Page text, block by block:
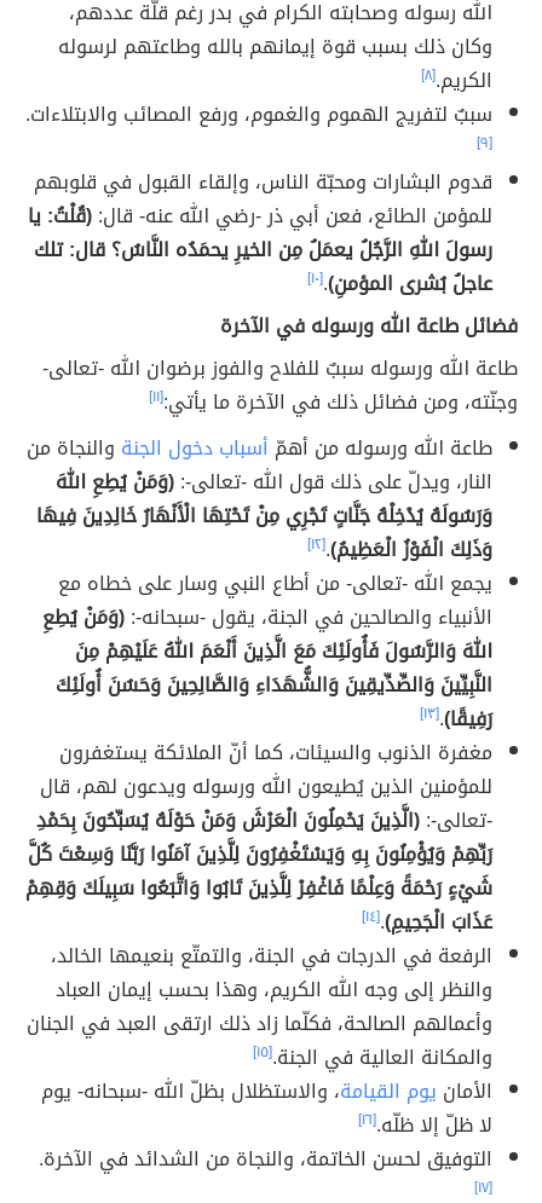
الله رسوله وصحابته الكرام في بدر رغم قلّة عددهم،
وكان ذلك بسبب قوة إيمانهم بالله وطاعتهم لرسوله
الكريم.[٨]
سببٌ لتفريج الهموم والغموم، ورفع المصائب والابتلاءات.
[٩]
قدوم البشارات ومحبّة الناس، وإلقاء القبول في قلوبهم
للمؤمن الطائع، فعن أبي ذر -رضي الله عنه- قال:(قُلْتُ: يا
رسولَ اللهِ الرَّجُلُ يعمَلُ مِن الخيرِ يحمَدُه النَّاسُ؟ قال: تلك
عاجلُ بُشرى المؤمنِ).[١٠]
فضائل طاعة الله ورسوله في الآخرة
طاعة الله ورسوله سببٌ للفلاح والفوز برضوان الله -تعالى-
وجنّته، ومن فضائل ذلك في الآخرة ما يأتي:[١١]
طاعة الله ورسوله من أهمّ أسباب دخول الجنة والنجاة من
النار، ويدلّ على ذلك قول الله -تعالى-:(وَمَنْ يُطِعِ اللهَ
وَرَسُولَهُ يُدْخِلْهُ جَنَّاتٍ تَجْرِي مِنْ تَحْتِهَا الْأَنْهَارُ خَالِدِينَ فِيهَا
وَذَلِكَ الْفَوْزُ الْعَظِيمُ).[١٢]
يجمع الله -تعالى- من أطاع النبي وسار على خطاه مع
الأنبياء والصالحين في الجنة، يقول -سبحانه-:(وَمَنْ يُطِعِ
اللهَ وَالرَّسُولَ فَأُولَئِكَ مَعَ الَّذِينَ أَنْعَمَ اللهُ عَلَيْهِمْ مِنَ
النَّبِيِّينَ وَالصِّدِّيقِينَ وَالشُّهَدَاءِ وَالصَّالِحِينَ وَحَسُنَ أُولَئِكَ
رَفِيقًا).[١٣]
مغفرة الذنوب والسيئات، كما أنّ الملائكة يستغفرون
للمؤمنين الذين يُطيعون الله ورسوله ويدعون لهم، قال
-تعالى-:(الَّذِينَ يَحْمِلُونَ الْعَرْشَ وَمَنْ حَوْلَهُ يُسَبِّحُونَ بِحَمْدِ
رَبِّهِمْ وَيُؤْمِنُونَ بِهِ وَيَسْتَغْفِرُونَ لِلَّذِينَ آمَنُوا رَبَّنَا وَسِعْتَ كُلَّ
شَيْءٍ رَحْمَةً وَعِلْمًا فَاغْفِرْ لِلَّذِينَ تَابُوا وَاتَّبَعُوا سَبِيلَكَ وَقِهِمْ
عَذَابَ الْجَحِيمِ).[١٤]
الرفعة في الدرجات في الجنة، والتمتّع بنعيمها الخالد،
والنظر إلى وجه الله الكريم، وهذا بحسب إيمان العباد
وأعمالهم الصالحة، فكلّما زاد ذلك ارتقى العبد في الجنان
والمكانة العالية في الجنة.[١٥]
الأمان يوم القيامة، والاستظلال بظلّ الله -سبحانه- يوم
لا ظلّ إلا ظلّه.[١٦]
التوفيق لحسن الخاتمة، والنجاة من الشدائد في الآخرة.
[١٧]